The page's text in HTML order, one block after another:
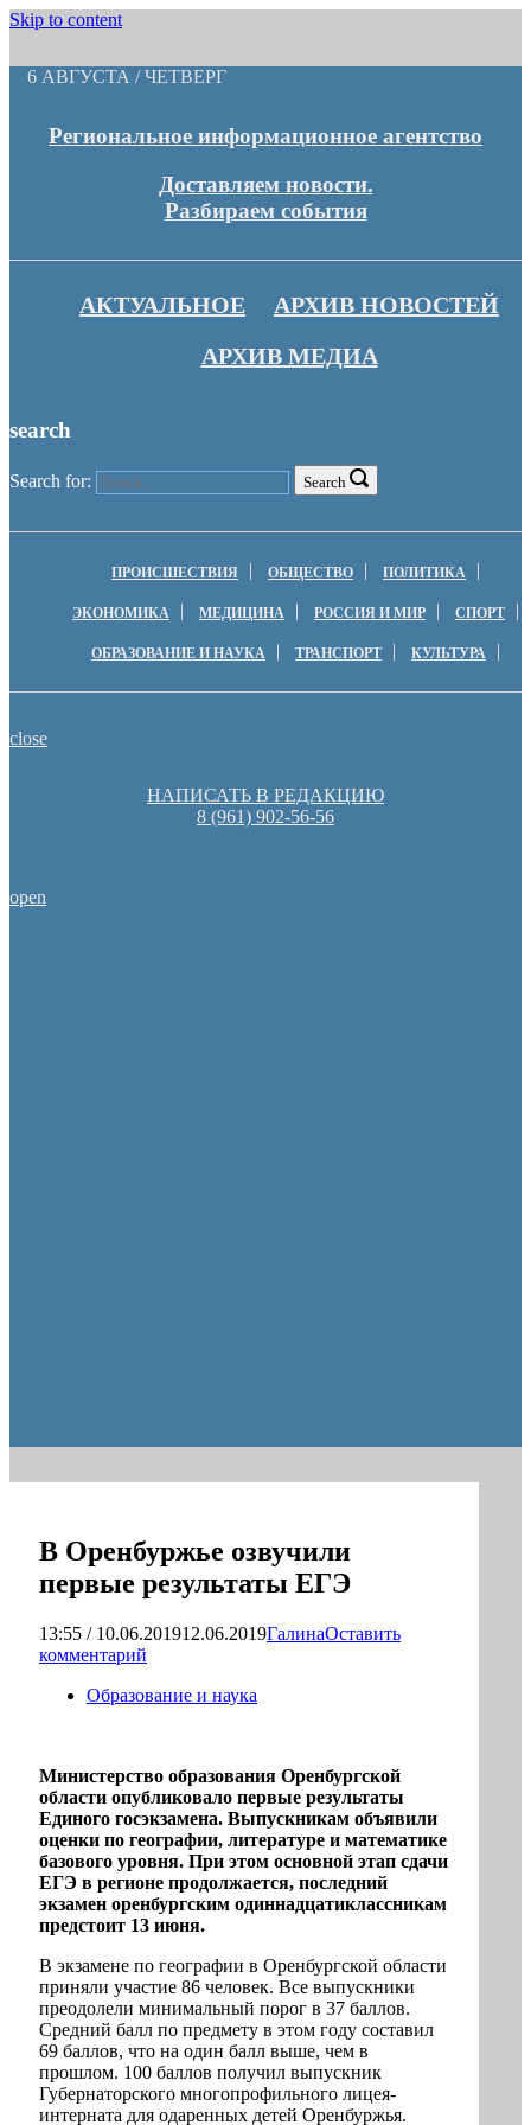
Skip to content
6 АВГУСТА / ЧЕТВЕРГ
Региональное информационное агентство
Доставляем новости.
Разбираем события
АКТУАЛЬНОЕ
АРХИВ НОВОСТЕЙ
АРХИВ МЕДИА
search
Search for: Search
ПРОИСШЕСТВИЯ ОБЩЕСТВО ПОЛИТИКА
ЭКОНОМИКА МЕДИЦИНА РОССИЯ И МИР СПОРТ
ОБРАЗОВАНИЕ И НАУКА ТРАНСПОРТ КУЛЬТУРА
close
НАПИСАТЬ В РЕДАКЦИЮ
8 (961) 902-56-56
open
В Оренбуржье озвучили
первые результаты ЕГЭ
13:55 / 10.06.201912.06.2019ГалинаОставить
комментарий
Образование и наука
Министерство образования Оренбургской
области опубликовало первые результаты
Единого госэкзамена. Выпускникам объявили
оценки по географии, литературе и математике
базового уровня. При этом основной этап сдачи
ЕГЭ в регионе продолжается, последний
экзамен оренбургским одиннадцатиклассникам
предстоит 13 июня.
В экзамене по географии в Оренбургской области
приняли участие 86 человек. Все выпускники
преодолели минимальный порог в 37 баллов.
Средний балл по предмету в этом году составил
69 баллов, что на один балл выше, чем в
прошлом. 100 баллов получил выпускник
Губернаторского многопрофильного лицея-
интерната для одаренных детей Оренбуржья.